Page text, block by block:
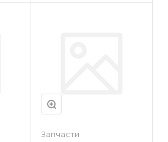
Запчасти